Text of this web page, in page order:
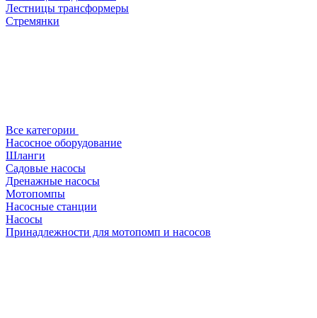
Лестницы трансформеры
Стремянки
Все категории
Насосное оборудование
Шланги
Садовые насосы
Дренажные насосы
Мотопомпы
Насосные станции
Насосы
Принадлежности для мотопомп и насосов